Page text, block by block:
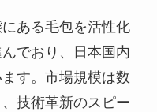
ある毛包を活性化
でおり、日本国内
す。市場規模は数
技術革新のスピー